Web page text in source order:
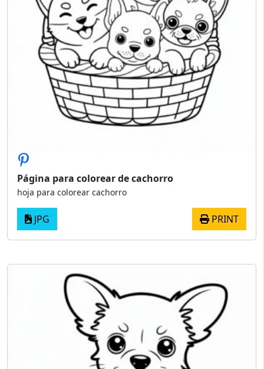
Página para colorear de cachorro
hoja para colorear cachorro
JPG PRINT